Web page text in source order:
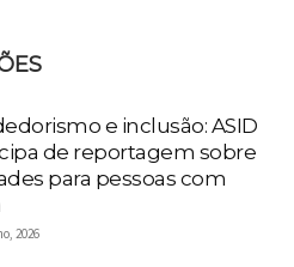
e inclusão: ASID
de reportagem sobre
para pessoas com
2026